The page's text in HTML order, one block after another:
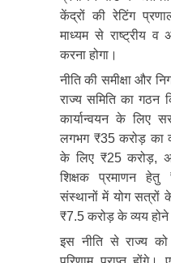
केंद्रों की रेटिंग
माध्यम से राष्ट्रीय व
करना होगा।
नीति की समीक्षा और
राज्य समिति का गठन
कार्यान्वयन के लिए
लगभग ₹35 करोड़ का
के लिए ₹25 करोड़,
शिक्षक प्रमाणन
संस्थानों में योग सत्रों
₹7.5 करोड़ के व्यय
इस नीति से राज्य